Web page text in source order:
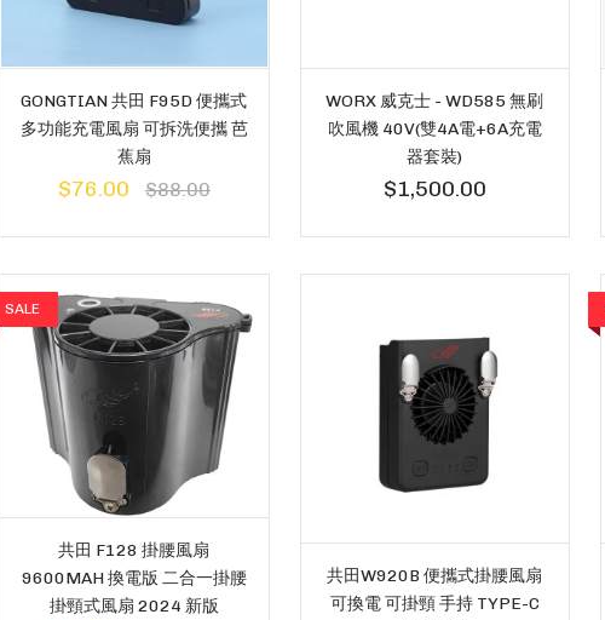
GONGTIAN 共田 F95D 便攜式
多功能充電風扇 可拆洗便攜 芭
蕉扇
$76.00 $88.00
WORX 威克士 - WD585 無刷
吹風機 40V(雙4A電+6A充電
器套裝)
$1,500.00
SALE
共田 F128 掛腰風扇
9600MAH 換電版 二合一掛腰
掛頸式風扇 2024 新版
共田W920B 便攜式掛腰風扇
可換電 可掛頸 手持 TYPE-C